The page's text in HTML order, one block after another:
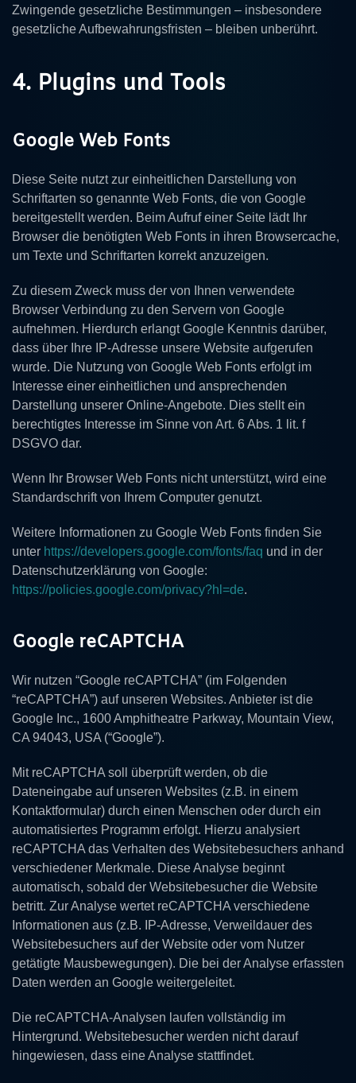
Zwingende gesetzliche Bestimmungen – insbesondere
gesetzliche Aufbewahrungsfristen – bleiben unberührt.
4. Plugins und Tools
Google Web Fonts
Diese Seite nutzt zur einheitlichen Darstellung von
Schriftarten so genannte Web Fonts, die von Google
bereitgestellt werden. Beim Aufruf einer Seite lädt Ihr
Browser die benötigten Web Fonts in ihren Browsercache,
um Texte und Schriftarten korrekt anzuzeigen.
Zu diesem Zweck muss der von Ihnen verwendete
Browser Verbindung zu den Servern von Google
aufnehmen. Hierdurch erlangt Google Kenntnis darüber,
dass über Ihre IP-Adresse unsere Website aufgerufen
wurde. Die Nutzung von Google Web Fonts erfolgt im
Interesse einer einheitlichen und ansprechenden
Darstellung unserer Online-Angebote. Dies stellt ein
berechtigtes Interesse im Sinne von Art. 6 Abs. 1 lit. f
DSGVO dar.
Wenn Ihr Browser Web Fonts nicht unterstützt, wird eine
Standardschrift von Ihrem Computer genutzt.
Weitere Informationen zu Google Web Fonts finden Sie
unter https://developers.google.com/fonts/faq und in der
Datenschutzerklärung von Google:
https://policies.google.com/privacy?hl=de.
Google reCAPTCHA
Wir nutzen “Google reCAPTCHA” (im Folgenden
“reCAPTCHA”) auf unseren Websites. Anbieter ist die
Google Inc., 1600 Amphitheatre Parkway, Mountain View,
CA 94043, USA (“Google”).
Mit reCAPTCHA soll überprüft werden, ob die
Dateneingabe auf unseren Websites (z.B. in einem
Kontaktformular) durch einen Menschen oder durch ein
automatisiertes Programm erfolgt. Hierzu analysiert
reCAPTCHA das Verhalten des Websitebesuchers anhand
verschiedener Merkmale. Diese Analyse beginnt
automatisch, sobald der Websitebesucher die Website
betritt. Zur Analyse wertet reCAPTCHA verschiedene
Informationen aus (z.B. IP-Adresse, Verweildauer des
Websitebesuchers auf der Website oder vom Nutzer
getätigte Mausbewegungen). Die bei der Analyse erfassten
Daten werden an Google weitergeleitet.
Die reCAPTCHA-Analysen laufen vollständig im
Hintergrund. Websitebesucher werden nicht darauf
hingewiesen, dass eine Analyse stattfindet.